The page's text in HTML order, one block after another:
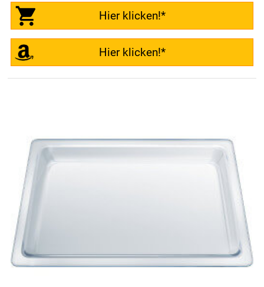
Hier klicken!*
Hier klicken!*